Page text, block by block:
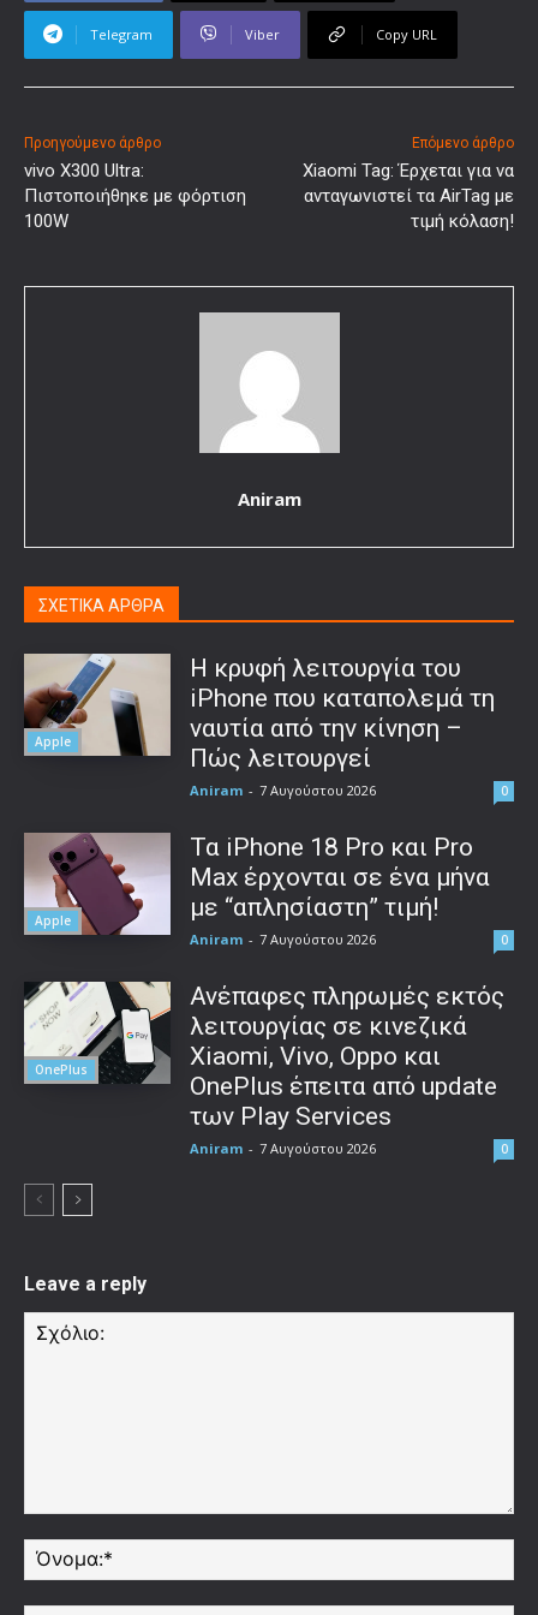
Telegram Viber Copy URL
Προηγούμενο άρθρο
vivo X300 Ultra:
Πιστοποιήθηκε με φόρτιση
100W
Επόμενο άρθρο
Xiaomi Tag: Έρχεται για να
ανταγωνιστεί τα AirTag με
τιμή κόλαση!
Aniram
ΣΧΕΤΙΚΑ ΑΡΘΡΑ
Apple
Η κρυφή λειτουργία του
iPhone που καταπολεμά τη
ναυτία από την κίνηση –
Πώς λειτουργεί
Aniram - 7 Αυγούστου 2026 0
Apple
Τα iPhone 18 Pro και Pro
Max έρχονται σε ένα μήνα
με “απλησίαστη” τιμή!
Aniram - 7 Αυγούστου 2026 0
OnePlus
Ανέπαφες πληρωμές εκτός
λειτουργίας σε κινεζικά
Xiaomi, Vivo, Oppo και
OnePlus έπειτα από update
των Play Services
Aniram - 7 Αυγούστου 2026 0
Leave a reply